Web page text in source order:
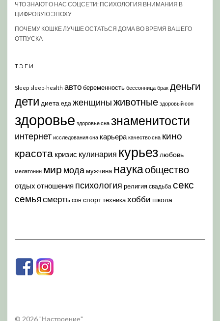
ЧТО ЗНАЮТ О НАС СОЦСЕТИ: ПСИХОЛОГИЯ ВНИМАНИЯ В
ЦИФРОВУЮ ЭПОХУ
ПОЧЕМУ КОШКЕ ЛУЧШЕ ОСТАТЬСЯ ДОМА ВО ВРЕМЯ ВАШЕГО
ОТПУСКА
ТЭГИ
Sleep sleep-health автобеременность бессонница брак деньги
дети диета еда женщиныживотные здоровый сон
здоровье здоровье сна знаменитости
интернет исследования сна карьера качество сна кино
красота кризис кулинария курьез любовь
мелатонин мир модамужчина наукаобщество
отдых отношения психология религия свадьба секс
семья смерть сон спорттехникахобби школа
© 2026 "Настроение"